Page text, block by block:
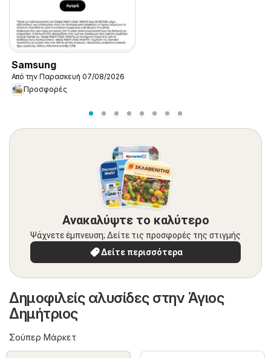
Samsung
Από την Παρασκευή 07/08/2026
Προσφορές
Ανακαλύψτε το καλύτερο
Ψάχνετε έμπνευση; Δείτε τις προσφορές της στιγμής
Δείτε περισσότερα
Δημοφιλείς αλυσίδες στην Άγιος
Δημήτριος
Σούπερ Μάρκετ